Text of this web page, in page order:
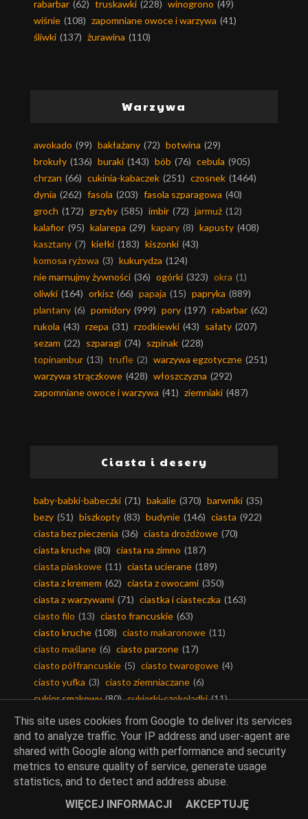
rabarbar (62) truskawki (228) winogrono (49)
wiśnie (108) zapomniane owoce i warzywa (41)
śliwki (137) żurawina (110)
Warzywa
awokado (99) bakłażany (72) botwina (29)
brokuły (136) buraki (143) bób (76) cebula (905)
chrzan (66) cukinia-kabaczek (251) czosnek (1464)
dynia (262) fasola (203) fasola szparagowa (40)
groch (172) grzyby (585) imbir (72) jarmuż (12)
kalafior (95) kalarepa (29) kapary (8) kapusty (408)
kasztany (7) kiełki (183) kiszonki (43)
komosa ryżowa (3) kukurydza (124)
nie marnujmy żywności (36) ogórki (323) okra (1)
oliwki (164) orkisz (66) papaja (15) papryka (889)
plantany (6) pomidory (999) pory (197) rabarbar (62)
rukola (43) rzepa (31) rzodkiewki (43) sałaty (207)
sezam (22) szparagi (74) szpinak (228)
topinambur (13) trufle (2) warzywa egzotyczne (251)
warzywa strączkowe (428) włoszczyzna (292)
zapomniane owoce i warzywa (41) ziemniaki (487)
Ciasta i desery
baby-babki-babeczki (71) bakalie (370) barwniki (35)
bezy (51) biszkopty (83) budynie (146) ciasta (922)
ciasta bez pieczenia (36) ciasta drożdżowe (70)
ciasta kruche (80) ciasta na zimno (187)
ciasta piaskowe (11) ciasta ucierane (189)
ciasta z kremem (62) ciasta z owocami (350)
ciasta z warzywami (71) ciastka i ciasteczka (163)
ciasto filo (13) ciasto francuskie (63)
ciasto kruche (108) ciasto makaronowe (11)
ciasto maślane (6) ciasto parzone (17)
ciasto półfrancuskie (5) ciasto twarogowe (4)
ciasto yufka (3) ciasto ziemniaczane (6)
cukier smakowy (80) cukierki-czekoladki (11)
czekolada
desery
(1332)
dodatki do wypieków (368) galaretki
(173)
jabłeczniki-szarlotki (67) kakao (180) karob (19)
kawa (64) keksy (8) kisiele (49) kruszonka (14)
lody-sorbety (42) mak (48) masło (74) mazurki
(509) muffinki (24) mąka (1596) pierniki (20)
pączki i faworki
(327)
This site uses cookies from Google to deliver its services
and to analyze traffic. Your IP address and user-agent are
shared with Google along with performance and security
metrics to ensure quality of service, generate usage
statistics, and to detect and address abuse.
WIĘCEJ INFORMACJI
AKCEPTUJĘ